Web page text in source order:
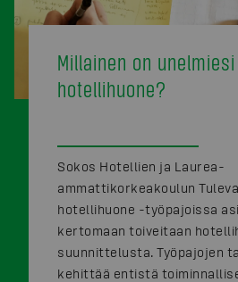
Millainen on unelmiesi
hotellihuone?
Sokos Hotellien ja Laurea-
ammattikorkeakoulun
hotellihuone -työpajoissa
kertomaan toiveitaan
suunnittelusta. Työpajojen
kehittää entistä